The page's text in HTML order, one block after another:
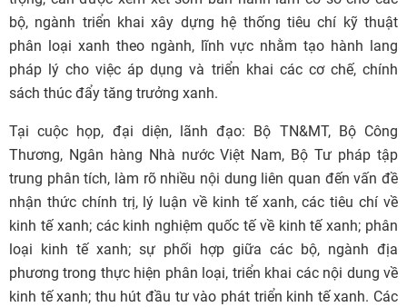
bộ, ngành triển khai xây dựng hệ thống tiêu chí kỹ thuật
phân loại xanh theo ngành, lĩnh vực nhằm tạo hành lang
pháp lý cho việc áp dụng và triển khai các cơ chế, chính
sách thúc đẩy tăng trưởng xanh.
Tại cuộc họp, đại diện, lãnh đạo: Bộ TN&MT, Bộ Công
Thương, Ngân hàng Nhà nước Việt Nam, Bộ Tư pháp tập
trung phân tích, làm rõ nhiều nội dung liên quan đến vấn đề
nhận thức chính trị, lý luận về kinh tế xanh, các tiêu chí về
kinh tế xanh; các kinh nghiệm quốc tế về kinh tế xanh; phân
loại kinh tế xanh; sự phối hợp giữa các bộ, ngành địa
phương trong thực hiện phân loại, triển khai các nội dung về
kinh tế xanh; thu hút đầu tư vào phát triển kinh tế xanh. Các